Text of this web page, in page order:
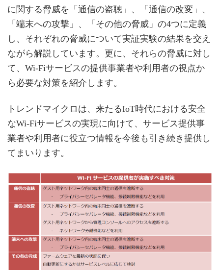
に関する脅威を「通信の盗聴」、「通信の改変」、
「端末への攻撃」、「その他の脅威」の4つに定義
し、それぞれの脅威について実証実験の結果を交え
ながら解説しています。更に、それらの脅威に対し
て、Wi-Fiサービスの提供事業者や利用者の視点か
ら必要な対策を紹介します。
トレンドマイクロは、来たるIoT時代における安全
なWi-Fiサービスの実現に向けて、サービス提供事
業者や利用者に役立つ情報を今後も引き続き提供し
てまいります。